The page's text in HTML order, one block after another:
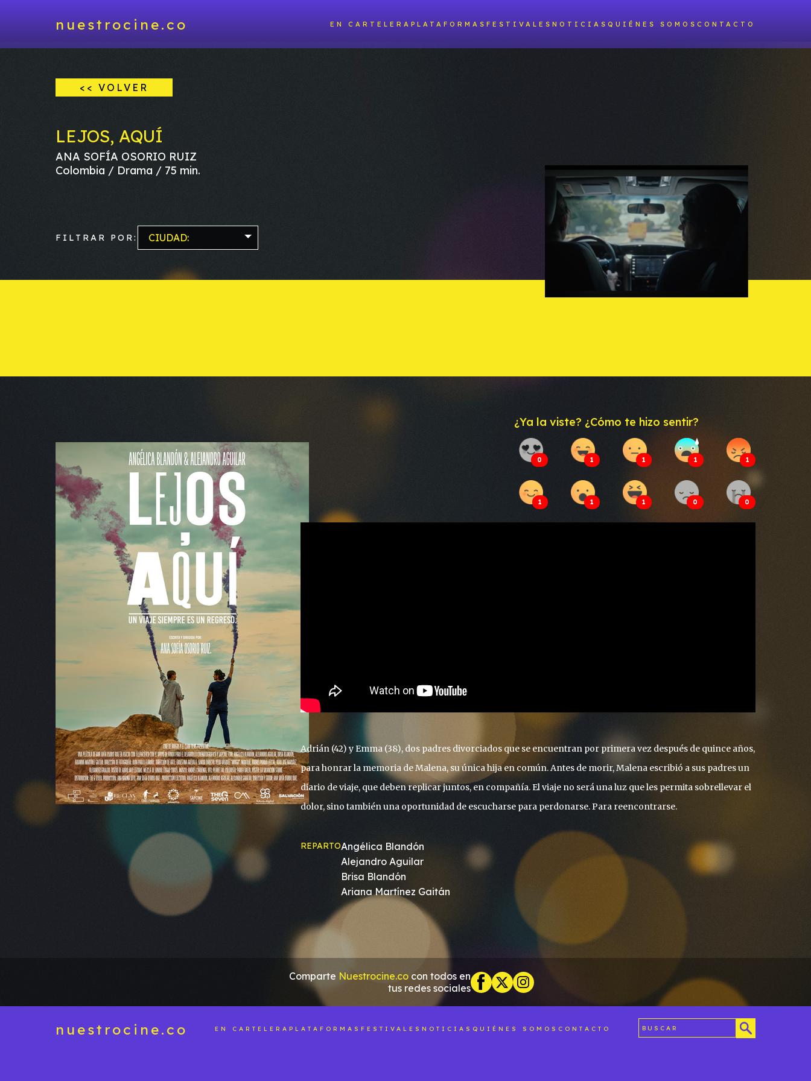
nuestrocine.co EN CARTELERA PLATAFORMAS FESTIVALES NOTICIAS QUIÉNES SOMOS CONTACTO
<< VOLVER
LEJOS, AQUÍ
ANA SOFÍA OSORIO RUIZ
Colombia / Drama / 75 min.
FILTRAR POR: CIUDAD:
¿Ya la viste? ¿Cómo te hizo sentir?
0 1 1 1 1
1 1 1 0 0
Adrián (42) y Emma (38), dos padres divorciados que se encuentran por primera vez después de quince años,
para honrar la memoria de Malena, su única hija en común. Antes de morir, Malena escribió a sus padres un
diario de viaje, que deben replicar juntos, en compañía. El viaje no será una luz que les permita sobrellevar el
dolor, sino también una oportunidad de escucharse para perdonarse. Para reencontrarse.
REPARTOAngélica Blandón
Alejandro Aguilar
Brisa Blandón
Ariana Martínez Gaitán
Comparte Nuestrocine.cocon todos en
tus redes sociales
nuestrocine.co EN CARTELERA PLATAFORMAS FESTIVALES NOTICIAS QUIÉNES SOMOS CONTACTO